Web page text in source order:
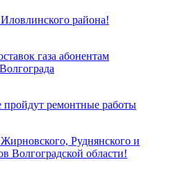
района!
газа абонентам
ремонтные работы
Руднянского и
Волгоградской области!